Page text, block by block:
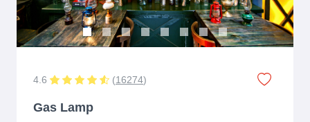
4.6 (16274)
Gas Lamp